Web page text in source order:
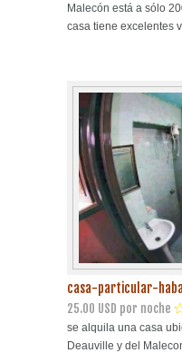
Malecón está a sólo
casa tiene excelentes
casa-particular-
25.00 USD por noche
se alquila una casa
Deauville y del